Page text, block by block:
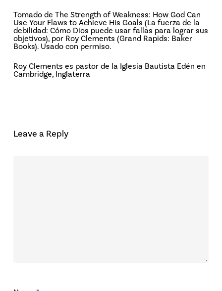
Tomado de The Strength of Weakness: How God Can
Use Your Flaws to Achieve His Goals (La fuerza de la
debilidad: Cómo Dios puede usar fallas para lograr sus
objetivos), por Roy Clements (Grand Rapids: Baker
Books). Usado con permiso.
Roy Clements es pastor de la Iglesia Bautista Edén en
Cambridge, Inglaterra
Leave a Reply